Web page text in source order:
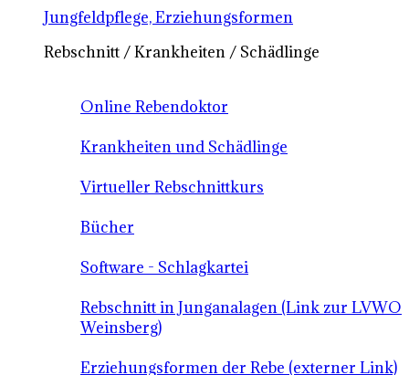
Jungfeldpflege, Erziehungsformen
Rebschnitt / Krankheiten / Schädlinge
Online Rebendoktor
Krankheiten und Schädlinge
Virtueller Rebschnittkurs
Bücher
Software - Schlagkartei
Rebschnitt in Junganalagen (Link zur LVWO
Weinsberg)
Erziehungsformen der Rebe (externer Link)